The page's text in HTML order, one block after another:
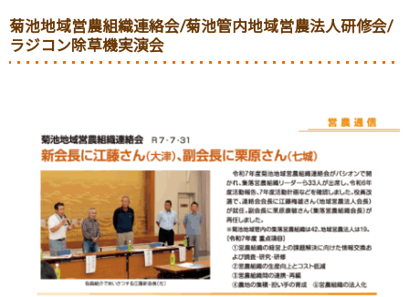
菊池地域営農組織連絡会/菊池管内地域営農法人研修会/
ラジコン除草機実演会